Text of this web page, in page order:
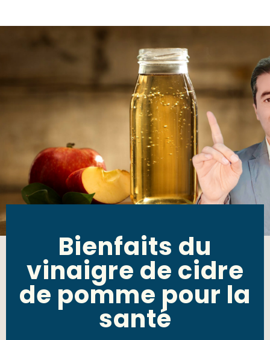
Bienfaits du
vinaigre de cidre
de pomme pour la
santé